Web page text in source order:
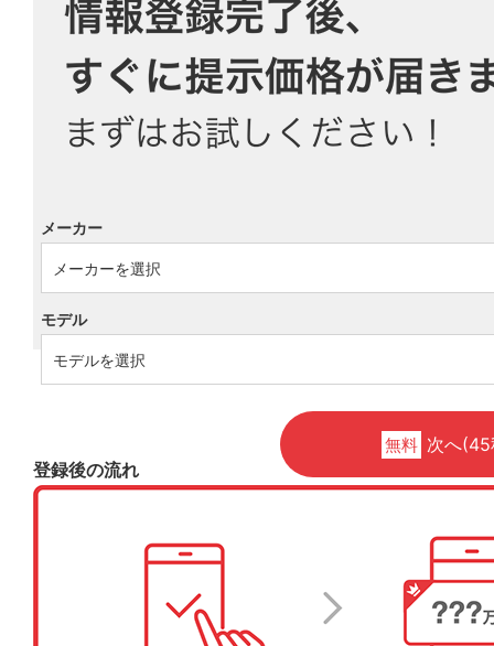
メーカー
モデル
無料 次へ
登録後の流れ